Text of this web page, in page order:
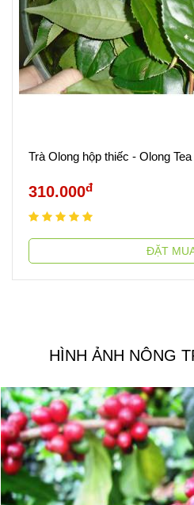
Trà Olong hộp thiếc - Olong Tea
310.000đ
ĐẶT
HÌNH ẢNH NÔNG